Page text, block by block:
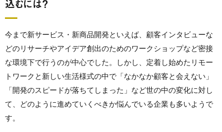
込むには？
今まで新サービス・新商品開発といえば、顧客インタビューな
どのリサーチやアイデア創出のためのワークショップなど密接
な環境下で行うのが中心でした。しかし、定着し始めたリモー
トワークと新しい生活様式の中で「なかなか顧客と会えない」
「開発のスピードが落ちてしまった」など世の中の変化に対し
て、どのように進めていくべきか悩んでいる企業も多いようで
す。